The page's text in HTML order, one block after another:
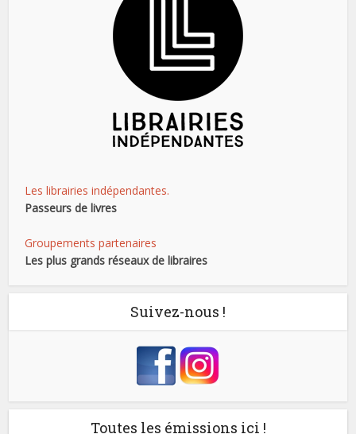
Les librairies indépendantes.
Passeurs de livres
Groupements partenaires
Les plus grands réseaux de libraires
Suivez-nous !
Toutes les émissions ici !